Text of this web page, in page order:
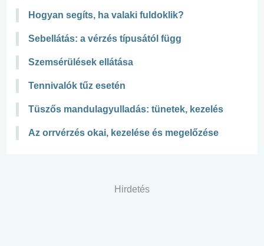
Hogyan segíts, ha valaki fuldoklik?
Sebellátás: a vérzés típusától függ
Szemsérülések ellátása
Tennivalók tűz esetén
Tüszős mandulagyulladás: tünetek, kezelés
Az orrvérzés okai, kezelése és megelőzése
Hirdetés